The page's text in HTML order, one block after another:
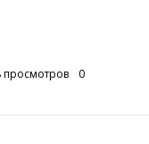
просмотров 0